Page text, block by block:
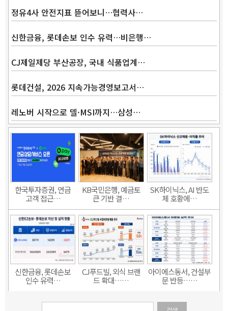
정유4사 안전지표 뜯어보니…협력사…
신한금융, 롯데손보 인수 유력…비은행…
CJ제일제당 부산공장, 국내 식품업계…
롯데건설, 2026 지속가능경영보고서…
레노버 시작으로 델·MSI까지…삼성…
한국투자증권, 연금
고객 접근…
KB국민은행, 예금토
큰 기반 결…
SK하이닉스, AI 반도
체 호황에…
신한금융, 롯데손보
인수 유력…
CJ푸드빌, 외식 브랜
드 확대……
아이에스동서, 건설부
문 반등……